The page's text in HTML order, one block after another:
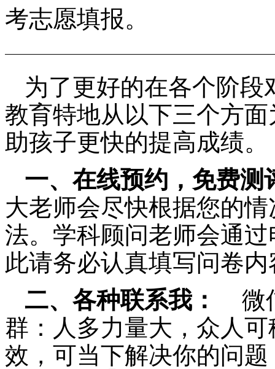
考志愿填报。
为了更好的在各个阶
教育特地从以下三个方
助孩子更快的提高成绩。
一、在线预约，免费测
大老师会尽快根据您的
法。学科顾问老师会通
此请务必认真填写问卷内
二、各种联系我：
微
群：人多力量大，众人可
效，可当下解决你的问题